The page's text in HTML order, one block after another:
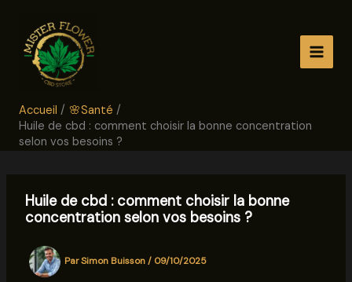
contenu
Accueil
🌸Santé
Huile de cbd : comment choisir la bonne concentration
selon vos besoins ?
Huile de cbd : comment choisir la bonne
concentration selon vos besoins ?
ParSimon Buisson/ 09/10/2025